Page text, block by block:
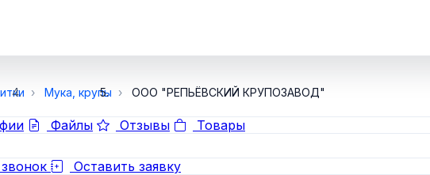
Мука, крупы ООО "РЕПЬЁВСКИЙ КРУПОЗАВОД"
Файлы Отзывы Товары
Оставить заявку